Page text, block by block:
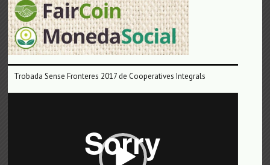
Trobada Sense Fronteres 2017 de Cooperatives Integrals